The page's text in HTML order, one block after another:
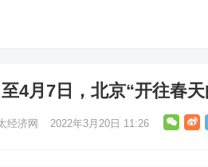
4月7日，北京“开往春
经济网 2022年3月20日 11:26